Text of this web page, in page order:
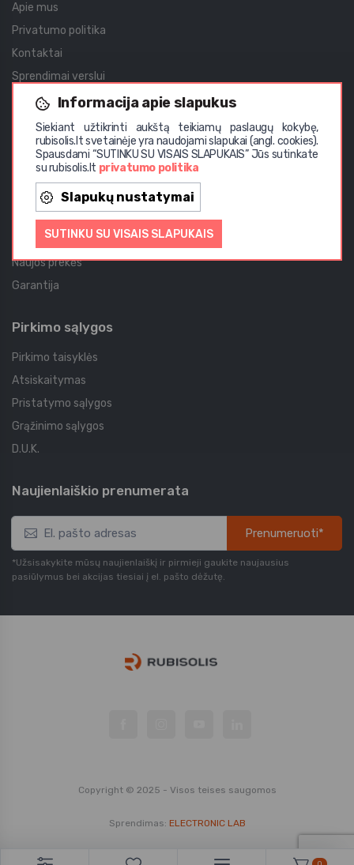
Informacija apie slapukus
Siekiant užtikrinti aukštą teikiamų paslaugų kokybę,
rubisolis.lt svetainėje yra naudojami slapukai (angl. cookies).
Spausdami “SUTINKU SU VISAIS SLAPUKAIS” Jūs sutinkate
su rubisolis.lt privatumo politika
Slapukų nustatymai
SUTINKU SU VISAIS SLAPUKAIS
Apie mus
Privatumo politika
Kontaktai
Sprendimai verslui
Įgyvendinti projektai
Didmeninė prekyba
Vystomi projektai
Aktualijos
Akcijos
Straipsniai
Naujos prekės
Garantija
Pirkimo sąlygos
Pirkimo taisyklės
Atsiskaitymas
Pristatymo sąlygos
Grąžinimo sąlygos
D.U.K.
Naujienlaiškio prenumerata
Prenumeruoti*
*Užsisakykite mūsų naujienlaiškį ir pirmieji gaukite naujausius
pasiūlymus bei akcijas tiesiai į el. pašto dėžutę.
Copyright © 2025 - Visos teises saugomos
Sprendimas: ELECTRONIC LAB